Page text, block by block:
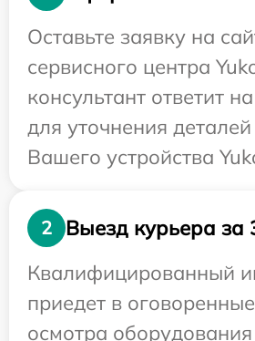
Оставьте заявку на
сервисного центра
консультант ответит
для уточнения
Вашего устройства
2
Выезд курьера за
Квалифицированный
приедет в
осмотра